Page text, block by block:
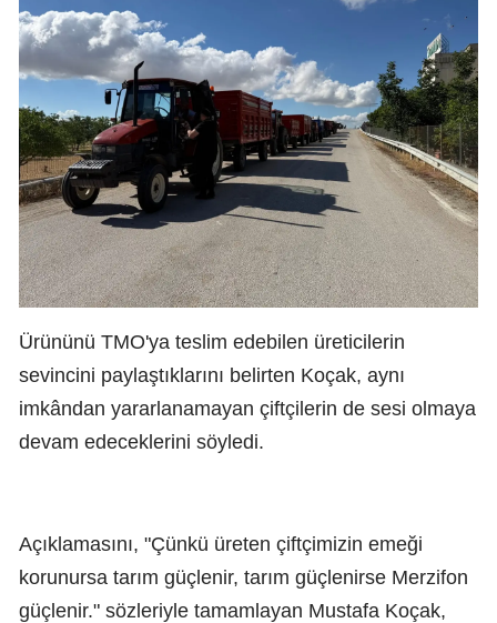
Ürününü TMO'ya teslim edebilen üreticilerin
sevincini paylaştıklarını belirten Koçak, aynı
imkândan yararlanamayan çiftçilerin de sesi olmaya
devam edeceklerini söyledi.
Açıklamasını, "Çünkü üreten çiftçimizin emeği
korunursa tarım güçlenir, tarım güçlenirse Merzifon
güçlenir." sözleriyle tamamlayan Mustafa Koçak,